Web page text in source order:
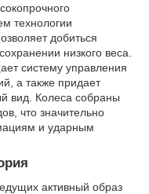
технологии
добиться
низкого веса.
систему управления
а также придает
вид. Колеса собраны
что значительно
и ударным
активный образ